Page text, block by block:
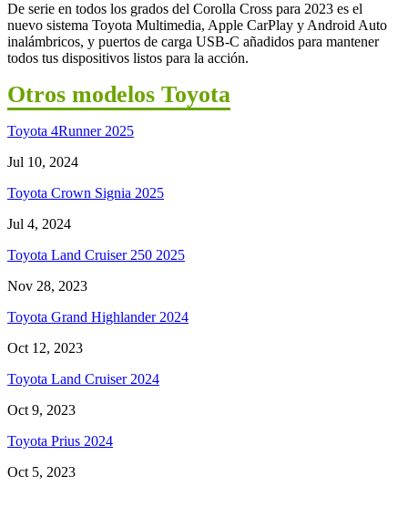
De serie en todos los grados del Corolla Cross para 2023 es el
nuevo sistema Toyota Multimedia, Apple CarPlay y Android Auto
inalámbricos, y puertos de carga USB-C añadidos para mantener
todos tus dispositivos listos para la acción.
Otros modelos Toyota
Toyota 4Runner 2025
Jul 10, 2024
Toyota Crown Signia 2025
Jul 4, 2024
Toyota Land Cruiser 250 2025
Nov 28, 2023
Toyota Grand Highlander 2024
Oct 12, 2023
Toyota Land Cruiser 2024
Oct 9, 2023
Toyota Prius 2024
Oct 5, 2023